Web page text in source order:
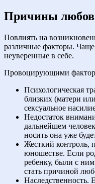
Причины
Повлиять на
различные факторы.
неуверенные в себе.
Провоцирующими
Психологическая
близких (матери
сексуальное
Недостаток
дальнейшем
носить она уже
Жесткий контроль,
юношестве. Если
ребенку, были с
стать причиной
Наследственность.